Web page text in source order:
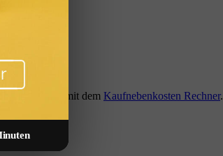
Sie mit dem Kaufnebenkosten Rechner.